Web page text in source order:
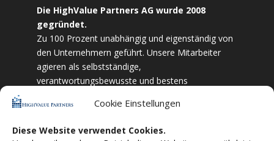
Cookie Einstellungen
Diese Website verwendet Cookies.
Die HighValue Partners AG wurde 2008
gegründet.
Zu 100 Prozent unabhängig und eigenständig von
den Unternehmern geführt. Unsere Mitarbeiter
agieren als selbstständige,
verantwortungsbewusste und bestens
und Zielstrebigkeit sind wir bestrebt das